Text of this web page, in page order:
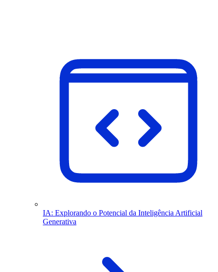
IA: Explorando o Potencial da Inteligência Artificial
Generativa